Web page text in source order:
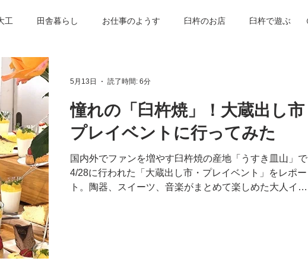
工 田舎暮らし お仕事のようす 臼杵のお店 臼杵で遊ぶ
臼杵の観光スポット
憧れの「臼杵焼」！大蔵出し市
プレイベントに行ってみた
国内外でファンを増やす臼杵焼の産地「うすき皿山」で
4/28に行われた「大蔵出し市・プレイベント」をレポー
ト。陶器、スイーツ、音楽がまとめて楽しめた大人イベ
5月13日 読了時間: 6分